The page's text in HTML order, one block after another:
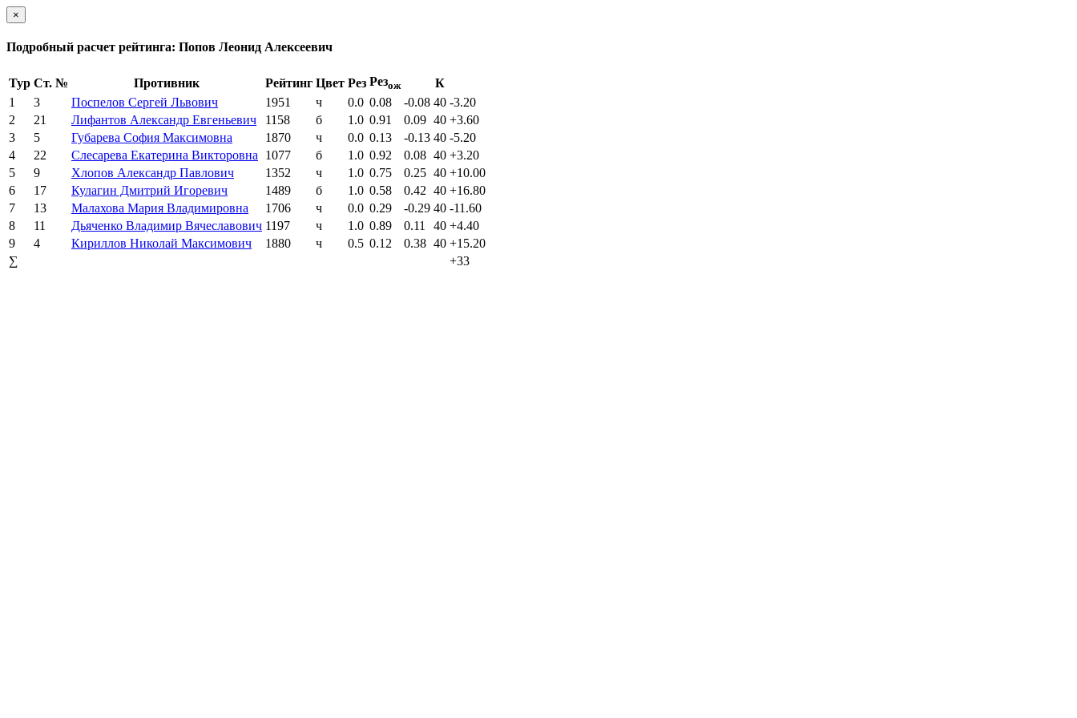
×
Подробный расчет рейтинга: Попов Леонид Алексеевич
Тур Ст. № Противник Рейтинг Цвет Рез Резож
К
1
3 Поспелов Сергей Львович 1951 ч 0.0 0.08 -0.08 40 -3.20
2
21 Лифантов Александр Евгеньевич 1158 б 1.0 0.91 0.09 40 +3.60
3
5 Губарева София Максимовна 1870 ч 0.0 0.13 -0.13 40 -5.20
4
22 Слесарева Екатерина Викторовна 1077 б 1.0 0.92 0.08 40 +3.20
5
9 Хлопов Александр Павлович 1352 ч 1.0 0.75 0.25 40 +10.00
6
17 Кулагин Дмитрий Игоревич 1489 б 1.0 0.58 0.42 40 +16.80
7
13 Малахова Мария Владимировна 1706 ч 0.0 0.29 -0.29 40 -11.60
8
11 Дьяченко Владимир Вячеславович 1197 ч 1.0 0.89 0.11 40 +4.40
9
4 Кириллов Николай Максимович 1880 ч 0.5 0.12 0.38 40 +15.20
∑
+33